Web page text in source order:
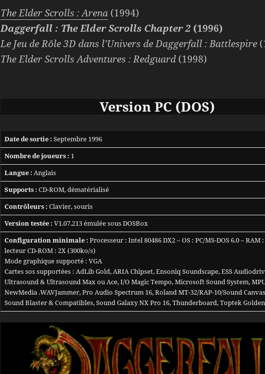
The Elder Scrolls : Arena (1994)
Daggerfall : The Elder Scrolls Chapter 2 (1996)
Le Jeu de Rôle 3D dans l’Univers de Daggerfall : Battlespire
The Elder Scrolls Adventures : Redguard (1998)
Version PC (DOS)
Date de sortie : Septembre 1996
Nombre de joueurs : 1
Langue : Anglais
Supports : CD-ROM, dématérialisé
Contrôleurs : Clavier, souris
Version testée : V1.07.213 émulée sous DOSBox
Configuration minimale : Processeur : Intel 80486 DX2 – OS : PC/MS-DOS 6.0 – RAM
lecteur CD-ROM : 2X (300ko/s)
Mode graphique supporté : VGA
Cartes sos supportées : AdLib Gold, ARIA Chipset, Ensoniq Soundscape, ESS
Ultrasound & Ultrasound Max ou Ace, I/O Magic Tempo, Microsoft Sound System,
NewMedia .WAVJammer, Pro Audio Spectrum 16, Roland MT-32/RAP-10/Sound
Sound Blaster & Compatibles, Sound Galaxy NX Pro 16, Thunderboard, Toptek